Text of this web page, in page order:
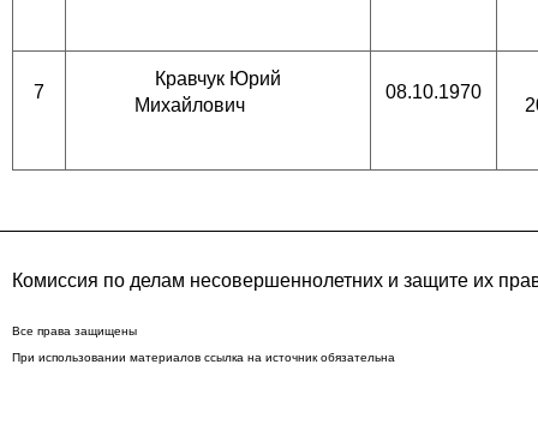
7
Кравчук Юрий
Михайлович
08.10.1970
Комиссия по делам несовершеннолетних и защите их
Все права защищены
При использовании материалов ссылка на источник обязательна